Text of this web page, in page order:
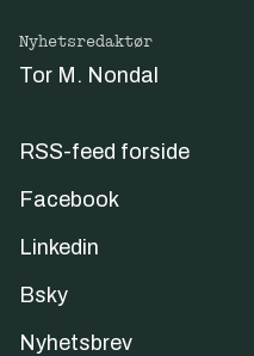
Nyhetsredaktør
Tor M. Nondal
RSS-feed forside
Facebook
Linkedin
Bsky
Nyhetsbrev